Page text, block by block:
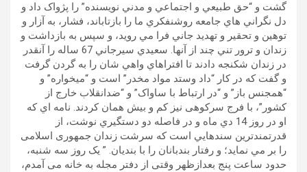
گشت و “حق طبيعي و اجتماعي و مدني نويسنده” را پژواک داد و
دل نگراني هاي جامعه روشنفکري ما را بازتاباند، فشار، به آزار و
توهين و تحقير و تهديد جاني فرا مي رويد، و سپس به بازداشت و
زندان و ترور تني چند از آنها. سعيدي سيرجاني 67 ساله را آنقدر
در زندان شکنجه دادند تا افتراهاي واهي شان را به گردن گرفت
و گفت که در کار “داد وستد مواد مخدر” است و “میخواره” و
“همجنس باز” و “در ارتباط با ساواک” و “ضدانقلاب خارج از
کشور”، با فرج سرکوهی نيز کم و بيش همان کردند. نامه اي که
او در روز 14 دي ماه و در فاصله دو دستگيري نوشت، از
قدرتمندترين سندهايي است که سرشت زندان جمهوری اسلامی
را بر مي نمايد؛ و رفتار بندبانان را با بنديان. ” يک روز سه شنبه،
حدود ساعت پنج بعدازظهر وقتی از دفتر مجله به خانه می آمدم،